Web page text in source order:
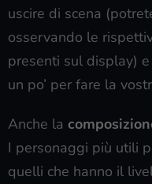
uscire di scena
osservando le
presenti sul display)
un po’ per fare la
Anche la
I personaggi più utili
quelli che hanno il